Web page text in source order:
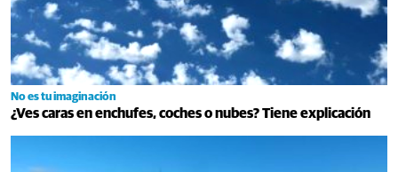
No es tu imaginación
¿Ves caras en enchufes, coches o nubes? Tiene explicación